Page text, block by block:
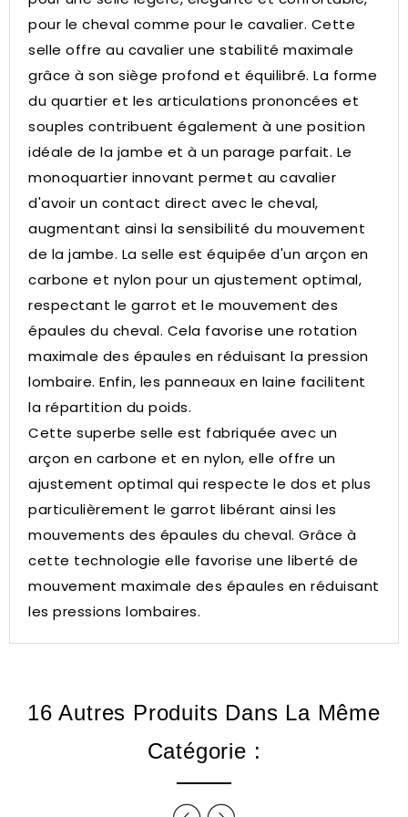
pour le cheval comme pour le cavalier. Cette
selle offre au cavalier une stabilité maximale
grâce à son siège profond et équilibré. La forme
du quartier et les articulations prononcées et
souples contribuent également à une position
idéale de la jambe et à un parage parfait. Le
monoquartier innovant permet au cavalier
d'avoir un contact direct avec le cheval,
augmentant ainsi la sensibilité du mouvement
de la jambe. La selle est équipée d'un arçon en
carbone et nylon pour un ajustement optimal,
respectant le garrot et le mouvement des
épaules du cheval. Cela favorise une rotation
maximale des épaules en réduisant la pression
lombaire. Enfin, les panneaux en laine facilitent
la répartition du poids.
Cette superbe selle est fabriquée avec un
arçon en carbone et en nylon, elle offre un
ajustement optimal qui respecte le dos et plus
particulièrement le garrot libérant ainsi les
mouvements des épaules du cheval. Grâce à
cette technologie elle favorise une liberté de
mouvement maximale des épaules en réduisant
les pressions lombaires.
16 Autres Produits Dans La Même
Catégorie :